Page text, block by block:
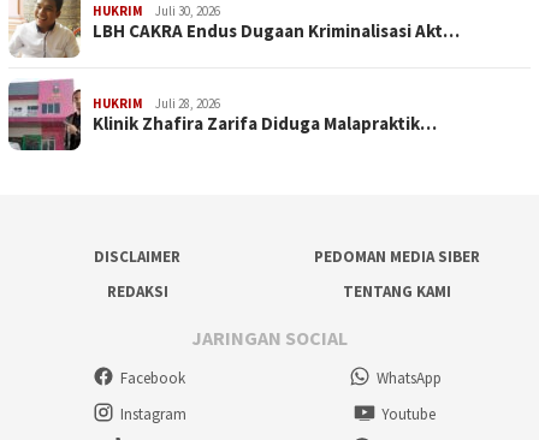
HUKRIM Juli 30, 2026
LBH CAKRA Endus Dugaan Kriminalisasi Akt…
HUKRIM Juli 28, 2026
Klinik Zhafira Zarifa Diduga Malapraktik…
DISCLAIMER
PEDOMAN MEDIA SIBER
REDAKSI
TENTANG KAMI
JARINGAN SOCIAL
Facebook
WhatsApp
Instagram
Youtube